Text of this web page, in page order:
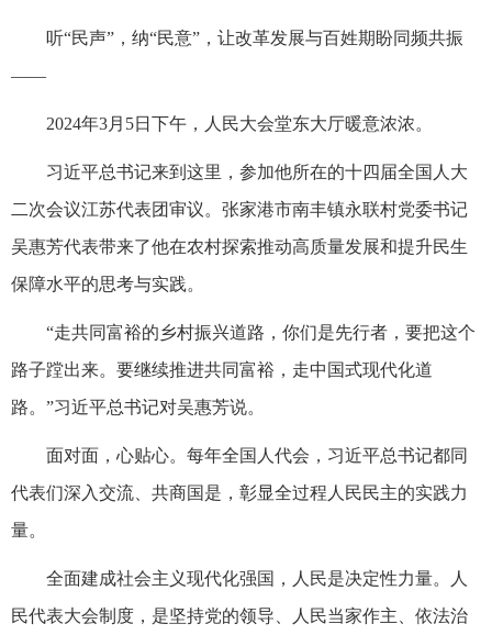
听“民声”，纳“民意”，让改革发展与百姓期盼同频共振
——
2024年3月5日下午，人民大会堂东大厅暖意浓浓。
习近平总书记来到这里，参加他所在的十四届全国人大
二次会议江苏代表团审议。张家港市南丰镇永联村党委书记
吴惠芳代表带来了他在农村探索推动高质量发展和提升民生
保障水平的思考与实践。
“走共同富裕的乡村振兴道路，你们是先行者，要把这个
路子蹚出来。要继续推进共同富裕，走中国式现代化道
路。”习近平总书记对吴惠芳说。
面对面，心贴心。每年全国人代会，习近平总书记都同
代表们深入交流、共商国是，彰显全过程人民民主的实践力
量。
全面建成社会主义现代化强国，人民是决定性力量。人
民代表大会制度，是坚持党的领导、人民当家作主、依法治